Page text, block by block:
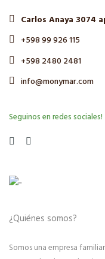
Carlos Anaya 3074
+598 99 926 115
+598 2480 2481
info@monymar.com
Seguinos en redes sociales!
¿Quiénes somos?
Somos una empresa